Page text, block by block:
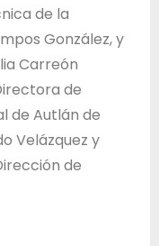
de la
González, y
Carreón
de
de Autlán de
Velázquez y
de